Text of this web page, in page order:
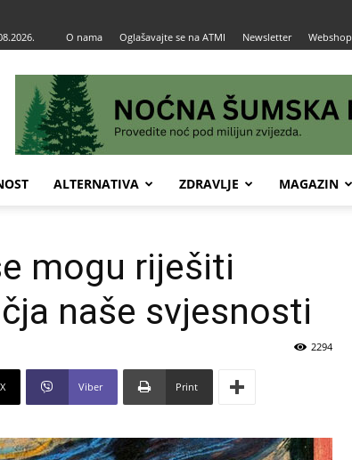
O nama Oglašavajte se na ATMI Newsletter Webshop
ALTERNATIVA ZDRAVLJE MAGAZIN
mogu riješiti
naše svjesnosti
2294
X Viber Print